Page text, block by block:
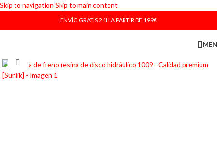
Skip to navigation Skip to main content
ENVÍO GRATIS 24H A PARTIR DE 199€
Haga Click para agrandar